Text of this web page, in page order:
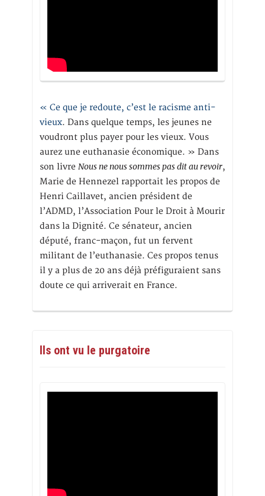
« Ce que je redoute, c’est le racisme anti-
vieux. Dans quelque temps, les jeunes ne
voudront plus payer pour les vieux. Vous
aurez une euthanasie économique. » Dans
son livre Nous ne nous sommes pas dit au revoir,
Marie de Hennezel rapportait les propos de
Henri Caillavet, ancien président de
l’ADMD, l’Association Pour le Droit à Mourir
dans la Dignité. Ce sénateur, ancien
député, franc-maçon, fut un fervent
militant de l’euthanasie. Ces propos tenus
il y a plus de 20 ans déjà préfiguraient sans
doute ce qui arriverait en France.
Ils ont vu le purgatoire